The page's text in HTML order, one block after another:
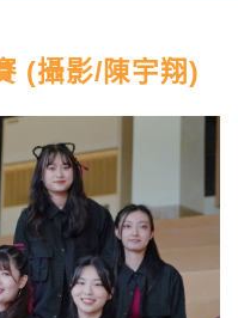
(攝影/陳宇翔)